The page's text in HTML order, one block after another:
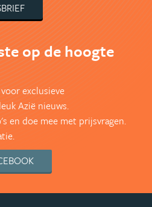
op de hoogte
exclusieve
Azië nieuws.
en doe mee met prijsvragen.